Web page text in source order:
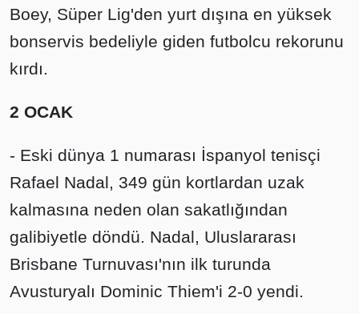
Boey, Süper Lig'den yurt dışına en yüksek
bonservis bedeliyle giden futbolcu rekorunu
kırdı.
2 OCAK
- Eski dünya 1 numarası İspanyol tenisçi
Rafael Nadal, 349 gün kortlardan uzak
kalmasına neden olan sakatlığından
galibiyetle döndü. Nadal, Uluslararası
Brisbane Turnuvası'nın ilk turunda
Avusturyalı Dominic Thiem'i 2-0 yendi.